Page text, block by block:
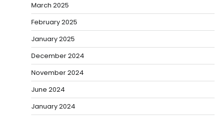
March 2025
February 2025
January 2025
December 2024
November 2024
June 2024
January 2024